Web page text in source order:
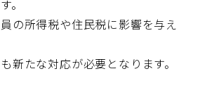
。
の所得税や住民税に影響を与え
新たな対応が必要となります。